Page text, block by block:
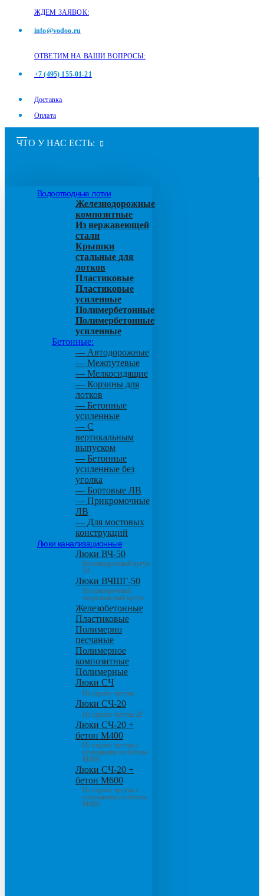
ЖДЕМ ЗАЯВОК:
info@vodoo.ru
ОТВЕТИМ НА ВАШИ ВОПРОСЫ:
+7 (495) 155-01-21
Доставка
Оплата
ЧТО У НАС ЕСТЬ:
Водоотводные лотки
Железнодорожные
композитные
Из нержавеющей
стали
Крышки
стальные для
лотков
Пластиковые
Пластиковые
усиленные
Полимербетонные
Полимербетонные
усиленные
Бетонные:
— Автодорожные
— Межпутевые
— Мелкосидящие
— Корзины для
лотков
— Бетонные
усиленные
— С
вертикальным
выпуском
— Бетонные
усиленные без
уголка
— Бортовые ЛВ
— Прикромочные
ЛВ
— Для мостовых
конструкций
Люки канализационные
Люки ВЧ-50
Высокопрочный чугун
50
Люки ВЧШГ-50
Высокопрочный
сверхтяжелый чугун
Железобетонные
Пластиковые
Полимерно
песчаные
Полимерное
композитные
Полимерные
Люки СЧ
Из серого чугуна
Люки СЧ-20
Из серого чугуна 20
Люки СЧ-20 +
бетон М400
Из серого чугуна с
основанием из бетона
М400
Люки СЧ-20 +
бетон М600
Из серого чугуна с
основанием из бетона
М600